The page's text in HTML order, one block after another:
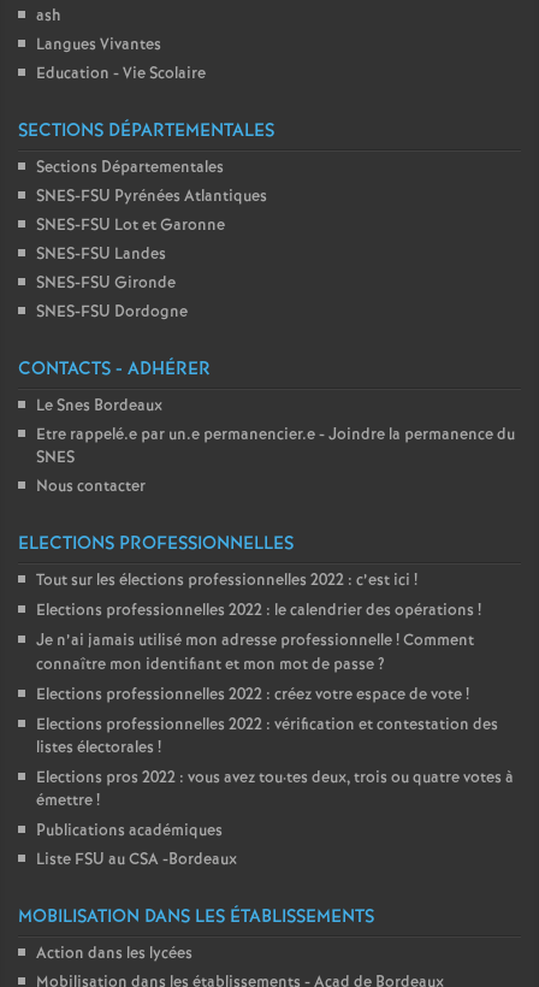
ash
Langues Vivantes
Education - Vie Scolaire
SECTIONS DÉPARTEMENTALES
Sections Départementales
SNES-FSU Pyrénées Atlantiques
SNES-FSU Lot et Garonne
SNES-FSU Landes
SNES-FSU Gironde
SNES-FSU Dordogne
CONTACTS - ADHÉRER
Le Snes Bordeaux
Etre rappelé.e par un.e permanencier.e - Joindre la permanence du
SNES
Nous contacter
ELECTIONS PROFESSIONNELLES
Tout sur les élections professionnelles 2022 : c’est ici !
Elections professionnelles 2022 : le calendrier des opérations !
Je n’ai jamais utilisé mon adresse professionnelle! Comment
connaître mon identifiant et mon mot de passe?
Elections professionnelles 2022 : créez votre espace de vote!
Elections professionnelles 2022 : vérification et contestation des
listes électorales !
Elections pros 2022 : vous avez tou·tes deux, trois ou quatre votes à
émettre!
Publications académiques
Liste FSU au CSA -Bordeaux
MOBILISATION DANS LES ÉTABLISSEMENTS
Action dans les lycées